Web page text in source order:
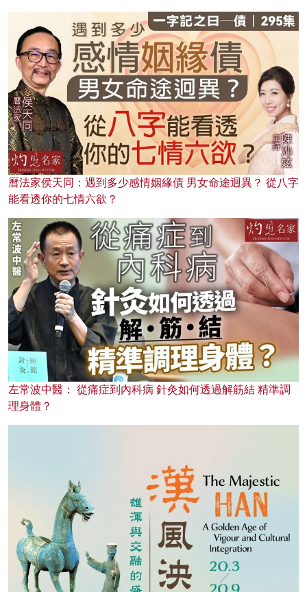
曆法家侯天同：遇到多少感情姻緣債 男女命途迥異？ 從八字
能看透你的七情六欲？
左常波中醫： 從痛症到內科病 針灸如何透過解筋結 精準調
理身體？